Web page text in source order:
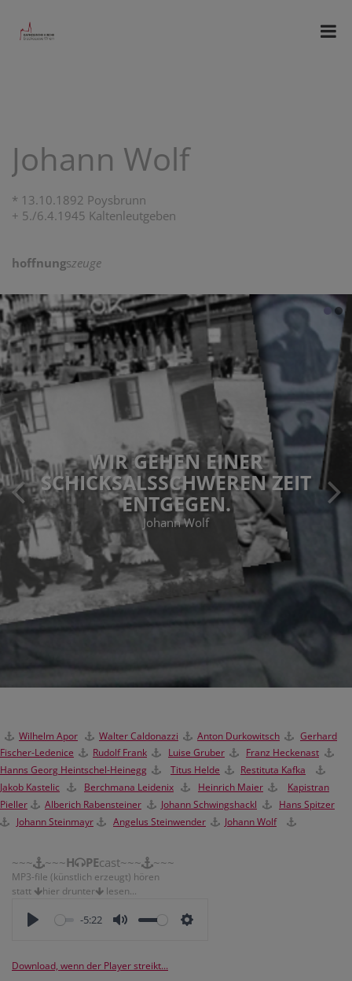
Johann Wolf
* 13.10.1892 Poysbrunn
+ 5./6.4.1945 Kaltenleutgeben
hoffnungszeuge
WIR GEHEN EINER
SCHICKSALSSCHWEREN ZEIT
ENTGEGEN.
Johann Wolf
Wilhelm Apor Walter Caldonazzi Anton Durkowitsch
Gerhard
Fischer-Ledenice
Rudolf Frank Luise Gruber
Franz Heckenast
Hanns Georg Heintschel-Heinegg
Titus Helde
Restituta Kafka
Jakob Kastelic
Berchmana Leidenix Heinrich Maier
Kapistran
Pieller
Alberich Rabensteiner Johann Schwingshackl
Hans Spitzer
Johann Steinmayr
Angelus Steinwender Johann Wolf
~~~ ~~~H PEcast~~~ ~~~
MP3-file (künstlich erzeugt) hören
statt
hier drunter lesen...
-5:22
Download, wenn der Player streikt...